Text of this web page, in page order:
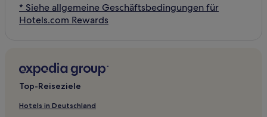
* Siehe allgemeine Geschäftsbedingungen für
Hotels.com Rewards
Top-Reiseziele
Hotels in Deutschland